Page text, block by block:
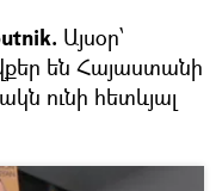
Այսօր՝
են Հայաստանի
ունի հետևյալ